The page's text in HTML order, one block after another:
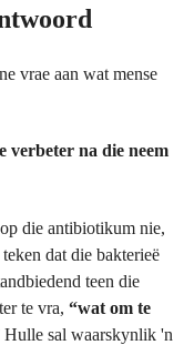
vrae aan wat mense
verbeter na die neem
die antibiotikum nie,
dat die bakterieë
teen die
te vra, “wat om te
Hulle sal waarskynlik 'n